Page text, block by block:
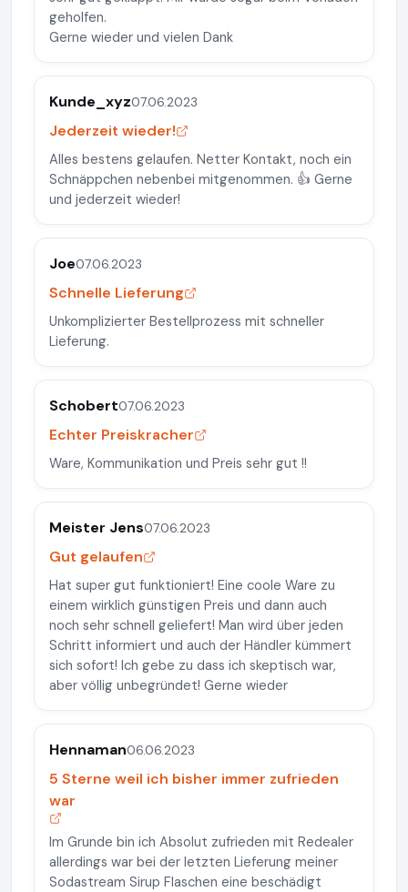
geholfen.
Gerne wieder und vielen Dank
Kunde_xyz07.06.2023
Jederzeit wieder!
Alles bestens gelaufen. Netter Kontakt, noch ein
Schnäppchen nebenbei mitgenommen. 👍 Gerne
und jederzeit wieder!
Joe07.06.2023
Schnelle Lieferung
Unkomplizierter Bestellprozess mit schneller
Lieferung.
Schobert07.06.2023
Echter Preiskracher
Ware, Kommunikation und Preis sehr gut !!
Meister Jens07.06.2023
Gut gelaufen
Hat super gut funktioniert! Eine coole Ware zu
einem wirklich günstigen Preis und dann auch
noch sehr schnell geliefert! Man wird über jeden
Schritt informiert und auch der Händler kümmert
sich sofort! Ich gebe zu dass ich skeptisch war,
aber völlig unbegründet! Gerne wieder
Hennaman06.06.2023
5 Sterne weil ich bisher immer zufrieden
war
Im Grunde bin ich Absolut zufrieden mit Redealer
allerdings war bei der letzten Lieferung meiner
Sodastream Sirup Flaschen eine beschädigt